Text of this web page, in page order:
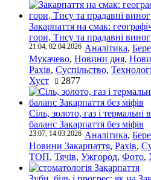
Закарпаття на смак:
гори, Тису та прадавні
21:04, 02.04.2026 Аналітика,
Мукачево, Новини дня,
Рахів, Суспільство,
Хуст
2877
Сіль, золото, газ і
баланс Закарпаття без міфів
23:07, 14.03.2026 Аналітика,
Новини Закарпаття, Рахів,
ТОП, Тячів, Ужгород, Фото,